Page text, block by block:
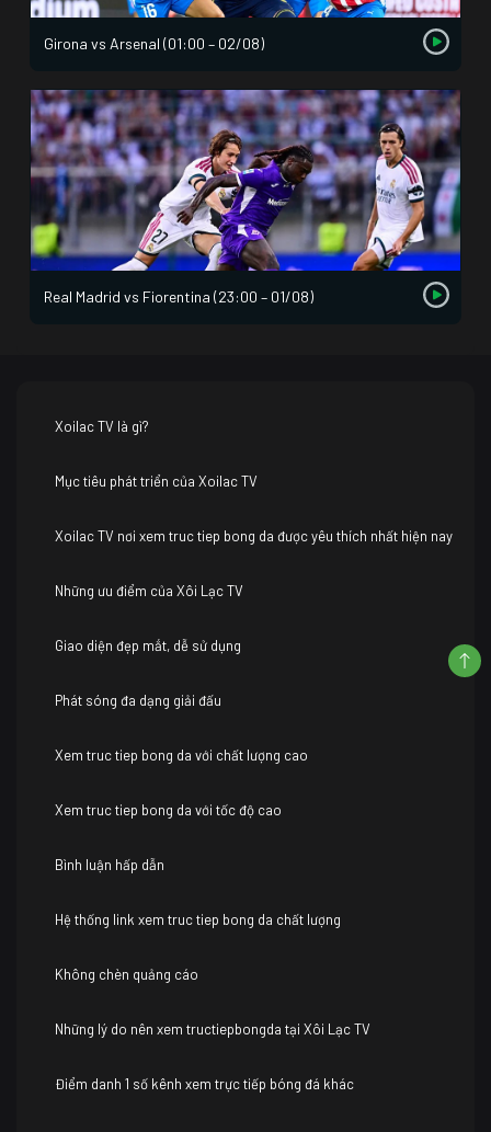
Girona vs Arsenal (01:00 – 02/08)
Real Madrid vs Fiorentina (23:00 – 01/08)
Xoilac TV là gì?
Mục tiêu phát triển của Xoilac TV
Xoilac TV nơi xem truc tiep bong da được yêu thích nhất hiện nay
Những ưu điểm của Xôi Lạc TV
Giao diện đẹp mắt, dễ sử dụng
Phát sóng đa dạng giải đấu
Xem truc tiep bong da với chất lượng cao
Xem truc tiep bong da với tốc độ cao
Bình luận hấp dẫn
Hệ thống link xem truc tiep bong da chất lượng
Không chèn quảng cáo
Những lý do nên xem tructiepbongda tại Xôi Lạc TV
Điểm danh 1 số kênh xem trực tiếp bóng đá khác